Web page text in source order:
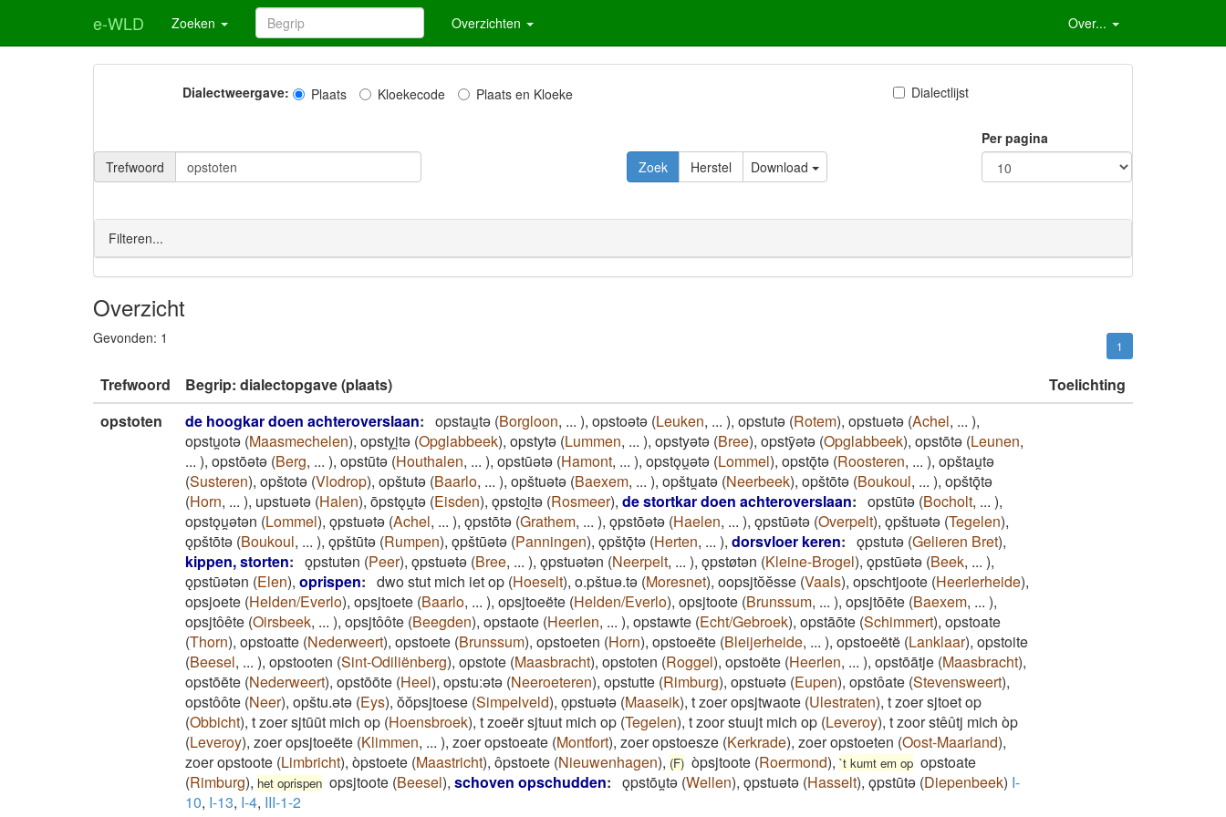
e-WLD Zoeken Overzichten Over...
Dialectweergave: Plaats Kloekecode Plaats en Kloeke Dialectlijst
Trefwoord Download
Per pagina
Filteren...
Overzicht
Gevonden: 1 1
Trefwoord Begrip: dialectopgave (plaats)
Toelichting
opstoten
de hoogkar doen achteroverslaan: opstau̯tǝ (Borgloon, ... ), opstoǝtǝ (Leuken, ... ), opstutǝ (Rotem), opstuǝtǝ (Achel, ... ),
opstu̯otǝ (Maasmechelen), opstyi̯tǝ (Opglabbeek), opstytǝ (Lummen, ... ), opstyǝtǝ (Bree), opstȳǝtǝ (Opglabbeek), opstōtǝ (Leunen,
... ), opstōǝtǝ (Berg, ... ), opstūtǝ (Houthalen, ... ), opstūǝtǝ (Hamont, ... ), opstǫu̯ǝtǝ (Lommel), opstǭtǝ (Roosteren, ... ), opštau̯tǝ
(Susteren), opštotǝ (Vlodrop), opštutǝ (Baarlo, ... ), opštuǝtǝ (Baexem, ... ), opštu̯atǝ (Neerbeek), opštōtǝ (Boukoul, ... ), opštǭtǝ
(Horn, ... ), upstuǝtǝ (Halen), ōpstǫu̯tǝ (Eisden), ǫpstoi̯tǝ (Rosmeer), de stortkar doen achteroverslaan: opstūtǝ (Bocholt, ... ),
opstǫu̯ǝtǝn (Lommel), ǫpstuǝtǝ (Achel, ... ), ǫpstōtǝ (Grathem, ... ), ǫpstōǝtǝ (Haelen, ... ), ǫpstūǝtǝ (Overpelt), ǫpštuǝtǝ (Tegelen),
ǫpštōtǝ (Boukoul, ... ), ǫpštūtǝ (Rumpen), ǫpštūǝtǝ (Panningen), ǫpštǭtǝ (Herten, ... ), dorsvloer keren: ǫpstutǝ (Gelieren Bret),
kippen, storten: ǫpstutǝn (Peer), ǫpstuǝtǝ (Bree, ... ), ǫpstuǝtǝn (Neerpelt, ... ), ǫpstøtǝn (Kleine-Brogel), ǫpstūǝtǝ (Beek, ... ),
ǫpstūǝtǝn (Elen), oprispen: dwo stut mich iet op (Hoeselt), o.pštuə.tə (Moresnet), oopsjtŏĕsse (Vaals), opschtjoote (Heerlerheide),
opsjoete (Helden/Everlo), opsjtoete (Baarlo, ... ), opsjtoeëte (Helden/Everlo), opsjtoote (Brunssum, ... ), opsjtōēte (Baexem, ... ),
opsjtôête (Oirsbeek, ... ), opsjtôôte (Beegden), opstaote (Heerlen, ... ), opstawte (Echt/Gebroek), opstāōte (Schimmert), opstoate
(Thorn), opstoatte (Nederweert), opstoete (Brunssum), opstoeten (Horn), opstoeëte (Bleijerheide, ... ), opstoeëtë (Lanklaar), opstoite
(Beesel, ... ), opstooten (Sint-Odiliënberg), opstote (Maasbracht), opstoten (Roggel), opstoëte (Heerlen, ... ), opstōātje (Maasbracht),
opstōēte (Nederweert), opstōōte (Heel), opstu:ətə (Neeroeteren), opstutte (Rimburg), opstuətə (Eupen), opstôate (Stevensweert),
opstôôte (Neer), opštu.ətə (Eys), ŏŏpsjtoese (Simpelveld), oͅpstuətə (Maaseik), t zoer opsjtwaote (Ulestraten), t zoer sjtoet op
(Obbicht), t zoer sjtūūt mich op (Hoensbroek), t zoeër sjtuut mich op (Tegelen), t zoor stuujt mich op (Leveroy), t zoor stêûtj mich òp
(Leveroy), zoer opsjtoeëte (Klimmen, ... ), zoer opstoeate (Montfort), zoer opstoesze (Kerkrade), zoer opstoeten (Oost-Maarland),
zoer opstoote (Limbricht), òpstoete (Maastricht), ôpstoete (Nieuwenhagen), (F) òpsjtoote (Roermond), `t kumt em op opstoate
(Rimburg), het oprispen opsjtoote (Beesel), schoven opschudden: ǫpstōu̯tǝ (Wellen), ǫpstuǝtǝ (Hasselt), ǫpstūtǝ (Diepenbeek) I-
10, I-13, I-4, III-1-2